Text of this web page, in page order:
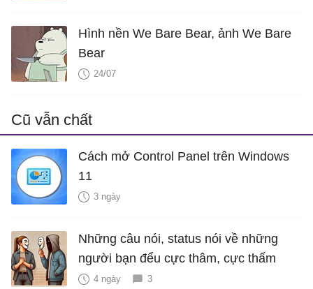
Hình nền We Bare Bear, ảnh We Bare
Bear
24/07
Cũ vẫn chất
Cách mở Control Panel trên Windows
11
3 ngày
Những câu nói, status nói về những
người bạn đểu cực thâm, cực thấm
4 ngày 3